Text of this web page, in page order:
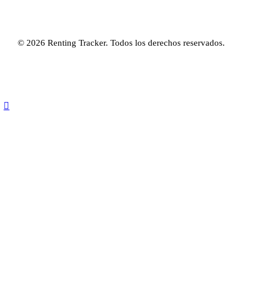
© 2026 Renting Tracker. Todos los derechos reservados.